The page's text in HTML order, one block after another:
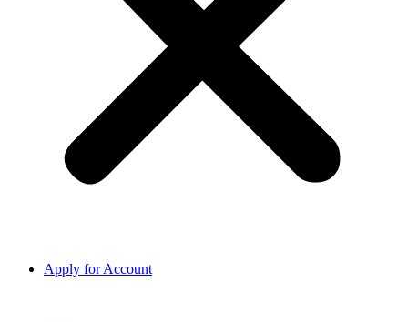
Apply for Account